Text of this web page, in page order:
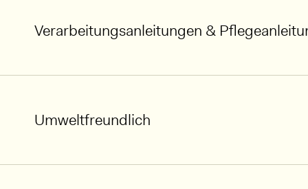
Verarbeitungsanleitungen &
Umweltfreundlich